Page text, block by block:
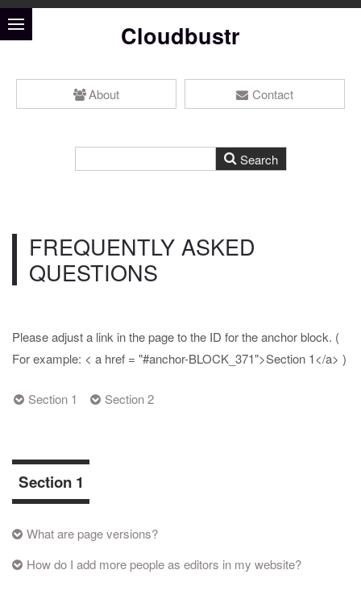
Cloudbustr
About Contact
FREQUENTLY ASKED
QUESTIONS
Please adjust a link in the page to the ID for the anchor block. (
For example: < a href = "#anchor-BLOCK_371">Section 1</a> )
Section 1 Section 2
Section 1
What are page versions?
How do I add more people as editors in my website?